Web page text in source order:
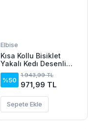
Elbise
Kısa Kollu Bisiklet
Yakalı Kedı Desenli
Midi Vıskon Elbise
%50
1.943,99 TL
971,99 TL
Sepete Ekle